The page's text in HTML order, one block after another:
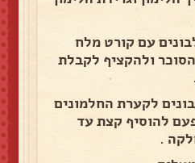
עם קורט מלח
ולהקציף לקבלת
לקערת החלמונים
להוסיף קצת עד
.